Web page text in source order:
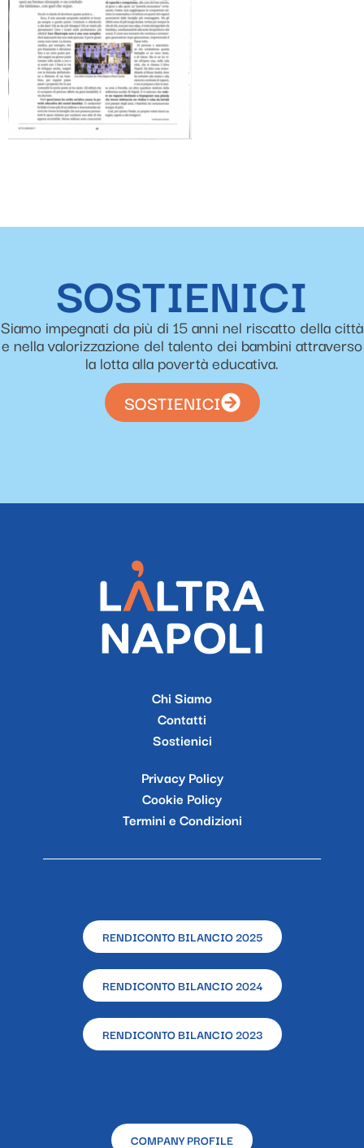
SOSTIENICI
Siamo impegnati da più di 15 anni nel riscatto della città
e nella valorizzazione del talento dei bambini attraverso
la lotta alla povertà educativa.
SOSTIENICI
Chi Siamo
Contatti
Sostienici
Privacy Policy
Cookie Policy
Termini e Condizioni
RENDICONTO BILANCIO 2025
RENDICONTO BILANCIO 2024
RENDICONTO BILANCIO 2023
COMPANY PROFILE